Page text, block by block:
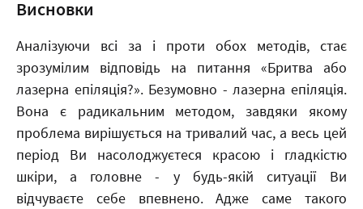
Висновки
Аналізуючи всі за і проти обох методів, стає
зрозумілим відповідь на питання «Бритва або
лазерна епіляція?». Безумовно - лазерна епіляція.
Вона є радикальним методом, завдяки якому
проблема вирішується на тривалий час, а весь цей
період Ви насолоджуєтеся красою і гладкістю
шкіри, а головне - у будь-якій ситуації Ви
відчуваєте себе впевнено. Адже саме такого